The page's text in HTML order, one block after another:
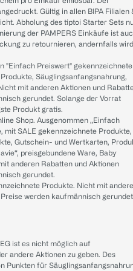
Gültig in allen BIPA Filialen
Abholung des tiptoi Starter Sets
der PAMPERS Einkäufe ist
zu retournieren, andernfalls wird
"Einfach Preiswert" gekennzeichnete
Säuglingsanfangsnahrung,
mit anderen Aktionen und
gerundet. Solange der Vorrat
Produkt gratis.
Shop. Ausgenommen „Einfach
mit SALE gekennzeichnete Produkte,
Gutschein- und Wertkarten,
preisgebundene Ware, Baby
anderen Rabatten und Aktionen
gerundet.
Produkte. Nicht mit
werden kaufmännisch
ist es nicht möglich auf
andere Aktionen zu geben. Des
Punkten für